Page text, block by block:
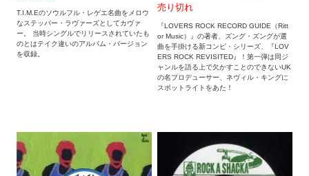
T.I.M.Eのソウルフル・レゲエ名曲をメロウ
なステッパー・ラヴァーズとしてカヴァ
ー。 当時シングルでリリースされていたも
のとはテイク違いのアルバム・バージョン
を収録。
売り切れ
『LOVERS ROCK RECORD GUIDE（Ritt
or Music）』の著者、ズング・ズングが選
曲を手掛ける新コンピ・シリーズ、『LOV
ERS ROCK REVISITED』！第一弾は同ジ
ャンルを語る上で欠かすことのできないUK
の名プロデューサー、ネヴィル・キングに
スポットライトをあた！